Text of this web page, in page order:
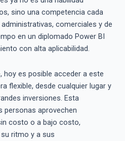
sino una competencia cada
comerciales y de
en un diplomado Power BI
con alta aplicabilidad.
hoy es posible acceder a este
flexible, desde cualquier lugar y
inversiones. Esta
personas aprovechen
costo o a bajo costo,
ritmo y a sus